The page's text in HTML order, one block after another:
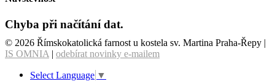
Chyba při načítání dat.
© 2026 Římskokatolická farnost u kostela sv. Martina Praha-Řepy |
IS OMNIA | odebírat novinky e-mailem
Select Language ▼